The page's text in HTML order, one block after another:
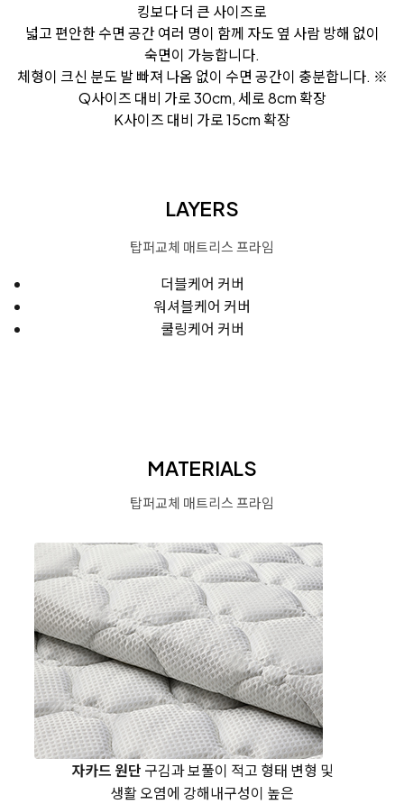
킹보다 더 큰 사이즈로
넓고 편안한 수면 공간 여러 명이 함께 자도 옆 사람 방해 없이
숙면이 가능합니다.
체형이 크신 분도 발 빠져 나옴 없이 수면 공간이 충분합니다. ※
Q사이즈 대비 가로 30cm, 세로 8cm 확장
K사이즈 대비 가로 15cm 확장
LAYERS
탑퍼교체 매트리스 프라임
더블케어 커버
워셔블케어 커버
쿨링케어 커버
MATERIALS
탑퍼교체 매트리스 프라임
자카드 원단 구김과 보풀이 적고 형태 변형 및
생활 오염에 강해내구성이 높은